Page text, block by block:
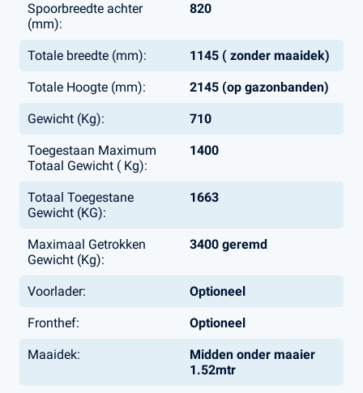
Spoorbreedte achter
(mm):
820
Totale breedte (mm): 1145 ( zonder maaidek)
Totale Hoogte (mm): 2145 (op gazonbanden)
Gewicht (Kg): 710
Toegestaan Maximum
Totaal Gewicht ( Kg):
1400
Totaal Toegestane
Gewicht (KG):
1663
Maximaal Getrokken
Gewicht (Kg):
3400 geremd
Voorlader: Optioneel
Fronthef: Optioneel
Maaidek:
Midden onder maaier
1.52mtr